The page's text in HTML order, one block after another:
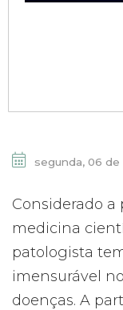
segunda, 06
Considerado
medicina
patologista
imensurável
doenças. A